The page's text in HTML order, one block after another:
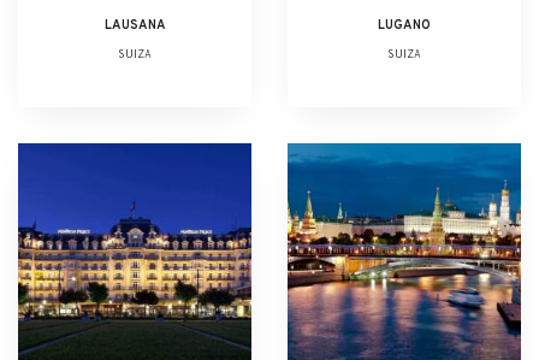
LAUSANA
SUIZA
LUGANO
SUIZA